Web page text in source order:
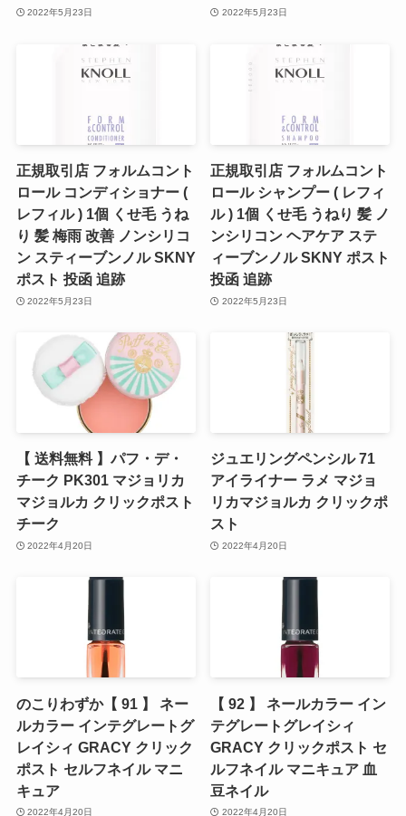
2022年5月23日 2022年5月23日
正規取引店 フォルムコント
ロール コンディショナー (
レフィル ) 1個 くせ毛 うね
り 髪 梅雨 改善 ノンシリコ
ン スティーブンノル SKNY
ポスト 投函 追跡
2022年5月23日
正規取引店 フォルムコント
ロール シャンプー ( レフィ
ル ) 1個 くせ毛 うねり 髪 ノ
ンシリコン ヘアケア ステ
ィーブンノル SKNY ポスト
投函 追跡
2022年5月23日
【 送料無料 】パフ・デ・
チーク PK301 マジョリカ
マジョルカ クリックポスト
チーク
2022年4月20日
ジュエリングペンシル 71
アイライナー ラメ マジョ
リカマジョルカ クリックポ
スト
2022年4月20日
のこりわずか【 91 】 ネー
ルカラー インテグレートグ
レイシィ GRACY クリック
ポスト セルフネイル マニ
キュア
2022年4月20日
【 92 】 ネールカラー イン
テグレートグレイシィ
GRACY クリックポスト セ
ルフネイル マニキュア 血
豆ネイル
2022年4月20日